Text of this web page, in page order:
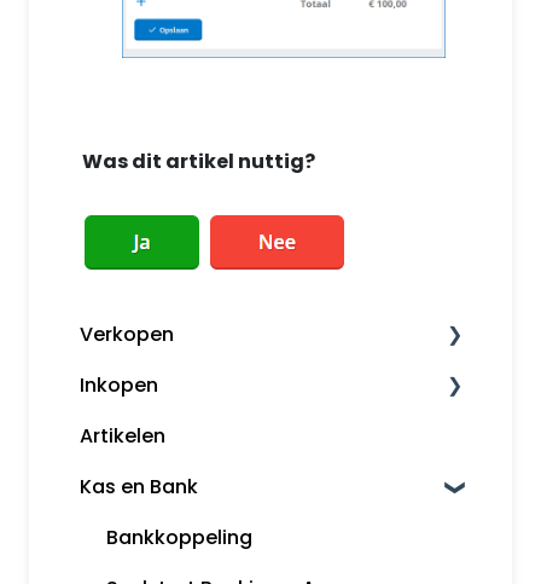
Was dit artikel nuttig?
Verkopen
Factureren
Herinneringen en aanmaningen
Klanten
Kassa
Inkopen
Leveranciers
Artikelen
Kas en Bank
Bankkoppeling